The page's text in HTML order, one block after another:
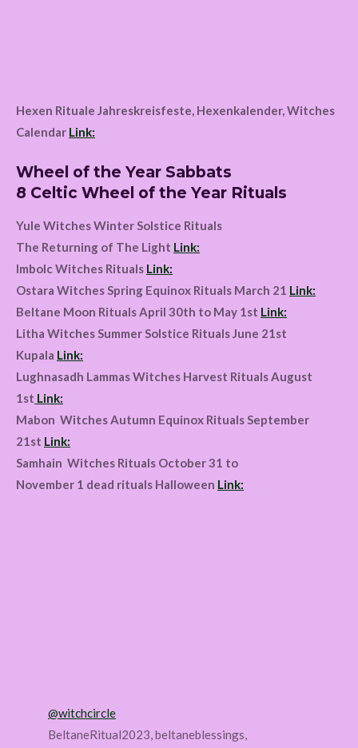
Hexen Rituale Jahreskreisfeste, Hexenkalender, Witches
Calendar Link:
Wheel of the Year Sabbats
8 Celtic Wheel of the Year Rituals
Yule Witches Winter Solstice Rituals
The Returning of The Light Link:
Imbolc Witches Rituals Link:
Ostara Witches Spring Equinox Rituals March 21 Link:
Beltane Moon Rituals April 30th to May 1st Link:
Litha Witches Summer Solstice Rituals June 21st
Kupala Link:
Lughnasadh Lammas Witches Harvest Rituals August
1st Link:
Mabon Witches Autumn Equinox Rituals September
21st Link:
Samhain Witches Rituals October 31 to
November 1 dead rituals Halloween Link:
@witchcircle
BeltaneRitual2023, beltaneblessings,